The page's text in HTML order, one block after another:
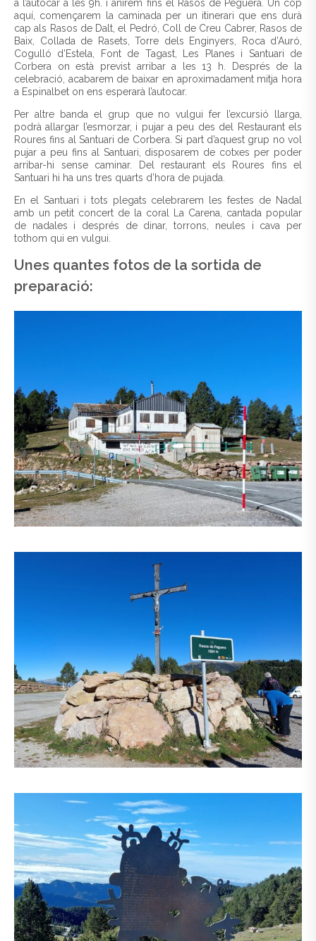
a l’autocar a les 9h. i anirem fins el Rasos de Peguera. Un cop
aquí, començarem la caminada per un itinerari que ens durà
cap als Rasos de Dalt, el Pedró, Coll de Creu Cabrer, Rasos de
Baix, Collada de Rasets, Torre dels Enginyers, Roca d’Auró,
Cogulló d’Estela, Font de Tagast, Les Planes i Santuari de
Corbera on està previst arribar a les 13 h. Després de la
celebració, acabarem de baixar en aproximadament mitja hora
a Espinalbet on ens esperarà l’autocar.
Per altre banda el grup que no vulgui fer l’excursió llarga,
podrà allargar l’esmorzar, i pujar a peu des del Restaurant els
Roures fins al Santuari de Corbera. Si part d’aquest grup no vol
pujar a peu fins al Santuari, disposarem de cotxes per poder
arribar-hi sense caminar. Del restaurant els Roures fins el
Santuari hi ha uns tres quarts d’hora de pujada.
En el Santuari i tots plegats celebrarem les festes de Nadal
amb un petit concert de la coral La Carena, cantada popular
de nadales i després de dinar, torrons, neules i cava per
tothom qui en vulgui.
Unes quantes fotos de la sortida de
preparació: